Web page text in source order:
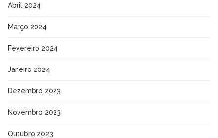
Abril 2024
Março 2024
Fevereiro 2024
Janeiro 2024
Dezembro 2023
Novembro 2023
Outubro 2023